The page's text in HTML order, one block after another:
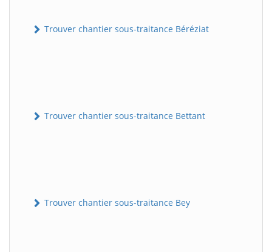
Trouver chantier sous-traitance Béréziat
Trouver chantier sous-traitance Bettant
Trouver chantier sous-traitance Bey